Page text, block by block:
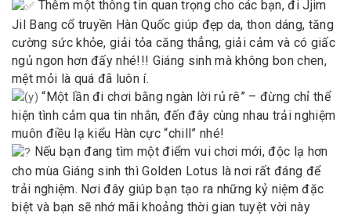
Thêm một thông tin quan trọng cho các bạn, đi Jjim
Jil Bang cổ truyền Hàn Quốc giúp đẹp da, thon dáng, tăng
cường sức khỏe, giải tỏa căng thẳng, giải cảm và có giấc
ngủ ngon hơn đấy nhé!!! Giáng sinh mà không bon chen,
mệt mỏi là quá đã luôn í.
“Một lần đi chơi bằng ngàn lời rủ rê” – đừng chỉ thể
hiện tình cảm qua tin nhắn, đến đây cùng nhau trải nghiệm
muôn điều lạ kiểu Hàn cực “chill” nhé!
Nếu bạn đang tìm một điểm vui chơi mới, độc lạ hơn
cho mùa Giáng sinh thì Golden Lotus là nơi rất đáng để
trải nghiệm. Nơi đây giúp bạn tạo ra những kỷ niệm đặc
biệt và bạn sẽ nhớ mãi khoảng thời gian tuyệt vời này